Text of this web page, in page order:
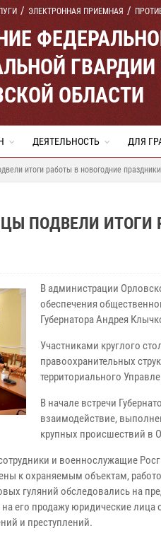
ЭЛЕКТРОННАЯ ПРИЕМНАЯ
ОБЛАСТИ
ДЕЯТЕЛЬНОСТЬ ДЛЯ
итоги работы в новогодние праздники
ПОДВЕЛИ
В администрации
обеспечения
Губернатора Андрея
Участниками круглого
правоохранительных
территориального
В начале встречи
взаимодействие,
крупных происшествий в
и военнослужащие
к охраняемым объектам,
гуляний обследовались на
его продажу юридические
и преступлений.